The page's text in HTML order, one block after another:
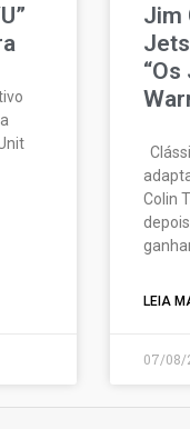
Jim
Colin
LEIA
07/08/